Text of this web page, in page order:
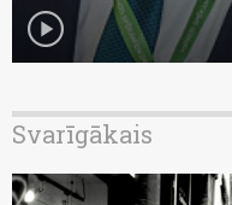
play_circle
Svarīgākais